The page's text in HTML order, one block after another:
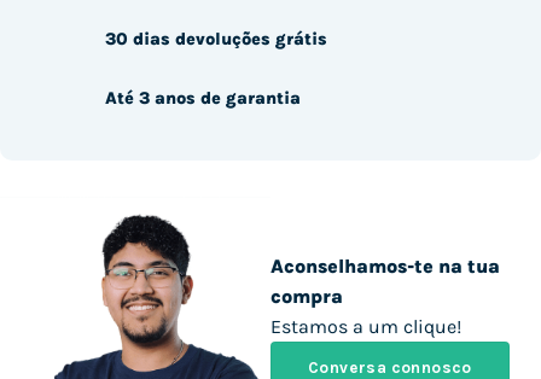
Aconselhamos-te na tua
compra
Estamos a um clique!
Conversa connosco
30 dias devoluções grátis
Até 3 anos de garantia